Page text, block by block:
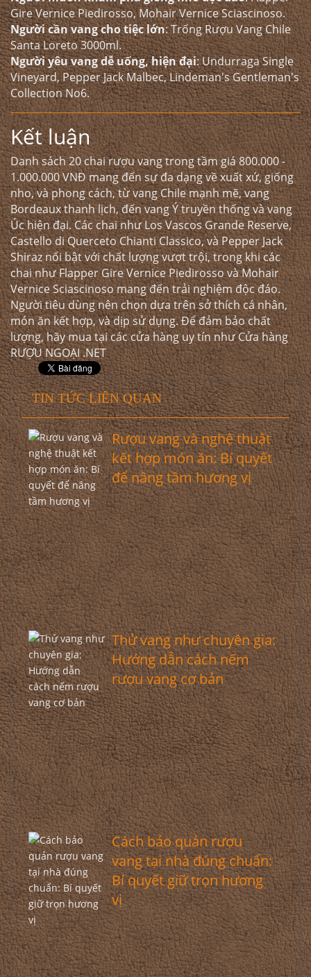
Gire Vernice Piedirosso, Mohair Vernice Sciascinoso.
Người cần vang cho tiệc lớn: Trống Rượu Vang Chile
Santa Loreto 3000ml.
Người yêu vang dễ uống, hiện đại: Undurraga Single
Vineyard, Pepper Jack Malbec, Lindeman's Gentleman's
Collection No6.
Kết luận
Danh sách 20 chai rượu vang trong tầm giá 800.000 -
1.000.000 VNĐ mang đến sự đa dạng về xuất xứ, giống
nho, và phong cách, từ vang Chile mạnh mẽ, vang
Bordeaux thanh lịch, đến vang Ý truyền thống và vang
Úc hiện đại. Các chai như Los Vascos Grande Reserve,
Castello di Querceto Chianti Classico, và Pepper Jack
Shiraz nổi bật với chất lượng vượt trội, trong khi các
chai như Flapper Gire Vernice Piedirosso và Mohair
Vernice Sciascinoso mang đến trải nghiệm độc đáo.
Người tiêu dùng nên chọn dựa trên sở thích cá nhân,
món ăn kết hợp, và dịp sử dụng. Để đảm bảo chất
lượng, hãy mua tại các cửa hàng uy tín như Cửa hàng
RƯỢU NGOẠI .NET
TIN TỨC LIÊN QUAN
Rượu vang và nghệ thuật
kết hợp món ăn: Bí quyết
để nâng tầm hương vị
Thử vang như chuyên gia:
Hướng dẫn cách nếm
rượu vang cơ bản
Cách bảo quản rượu
vang tại nhà đúng chuẩn:
Bí quyết giữ trọn hương
vị